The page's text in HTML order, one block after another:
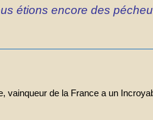
étions encore des
de la France a un